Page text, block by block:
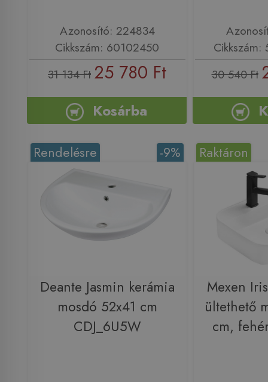
Azonosító: 224834
Cikkszám: 60102450
31 134 Ft 25 780 Ft
Kosárba
30 540 Ft
-9%
Rendelésre
Deante Jasmin kerámia
mosdó 52x41 cm
CDJ_6U5W
Raktáron
Mexen
ültethető
cm,